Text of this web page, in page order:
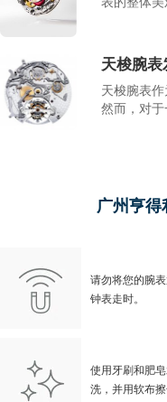
天梭腕
天梭腕表作
然而，对于
广州亨得
请勿将您的腕
钟表走时。
使用牙刷和肥
洗，并用软布擦